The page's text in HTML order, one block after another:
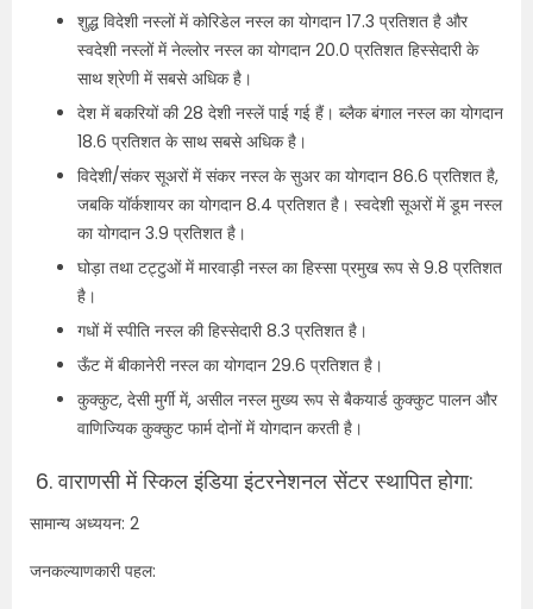
शुद्ध विदेशी नस्लों में कोरिडेल नस्ल का योगदान 17.3 प्रतिशत है और
स्वदेशी नस्लों में नेल्लोर नस्ल का योगदान 20.0 प्रतिशत हिस्सेदारी के
साथ श्रेणी में सबसे अधिक है।
देश में बकरियों की 28 देशी नस्लें पाई गई हैं। ब्लैक बंगाल नस्ल का योगदान
18.6 प्रतिशत के साथ सबसे अधिक है।
विदेशी/संकर सूअरों में संकर नस्ल के सुअर का योगदान 86.6 प्रतिशत है,
जबकि यॉर्कशायर का योगदान 8.4 प्रतिशत है। स्वदेशी सूअरों में डूम नस्ल
का योगदान 3.9 प्रतिशत है।
घोड़ा तथा टट्टुओं में मारवाड़ी नस्ल का हिस्सा प्रमुख रूप से 9.8 प्रतिशत
है।
गधों में स्पीति नस्ल की हिस्सेदारी 8.3 प्रतिशत है।
ऊँट में बीकानेरी नस्ल का योगदान 29.6 प्रतिशत है।
कुक्कुट, देसी मुर्गी में, असील नस्ल मुख्य रूप से बैकयार्ड कुक्कुट पालन और
वाणिज्यिक कुक्कुट फार्म दोनों में योगदान करती है।
6.वाराणसी में स्किल इंडिया इंटरनेशनल सेंटर स्थापित होगा:
सामान्य अध्ययन: 2
जनकल्याणकारी पहल: